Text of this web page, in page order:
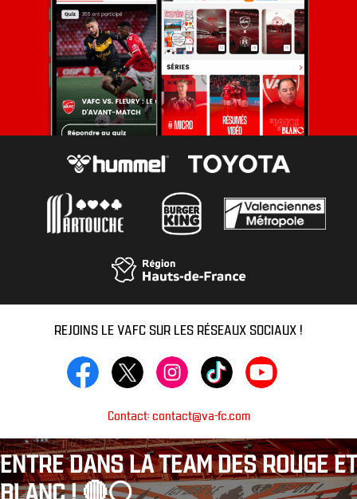
REJOINS LE VAFC SUR LES RÉSEAUX SOCIAUX !
Contact: contact@va-fc.com
ENTRE DANS LA TEAM DES ROUGE ET
BLANC ! 🔴⚪️